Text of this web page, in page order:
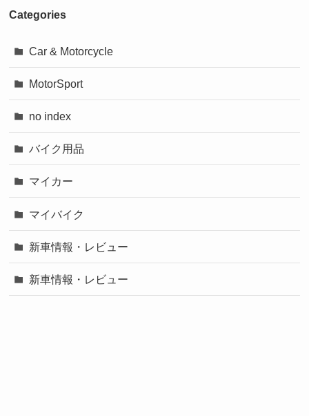
Categories
Car & Motorcycle
MotorSport
no index
バイク用品
マイカー
マイバイク
新車情報・レビュー
新車情報・レビュー